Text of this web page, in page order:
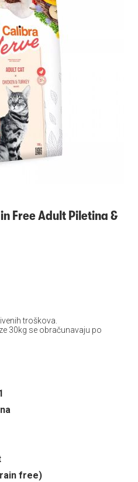
Free Adult Piletina &
troškova.
30kg se obračunavaju po
free)